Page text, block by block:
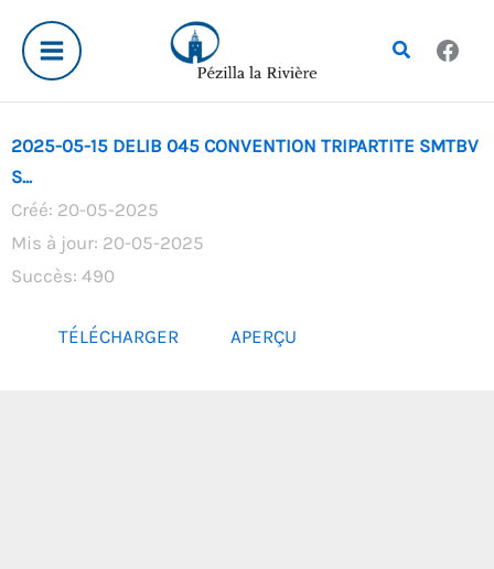
contenu
Rechercher
2025-05-15 DELIB 045 CONVENTION TRIPARTITE SMTBV
S...
Créé: 20-05-2025
Mis à jour: 20-05-2025
Succès: 490
TÉLÉCHARGER APERÇU